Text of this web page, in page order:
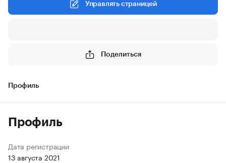
Управлять страницей
Поделиться
Профиль
Профиль
Дата регистрации
13 августа 2021